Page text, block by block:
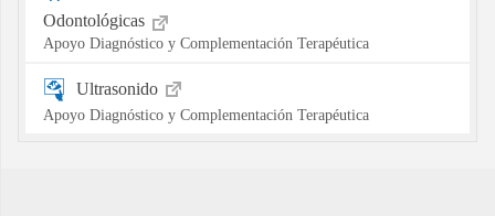
Odontológicas
Apoyo Diagnóstico y Complementación Terapéutica
Ultrasonido
Apoyo Diagnóstico y Complementación Terapéutica